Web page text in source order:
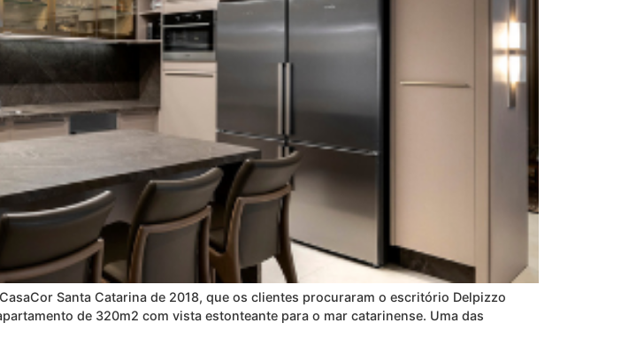
Santa Catarina de 2018, que os clientes procuraram o escritório Delpizzo
de 320m2 com vista estonteante para o mar catarinense. Uma das